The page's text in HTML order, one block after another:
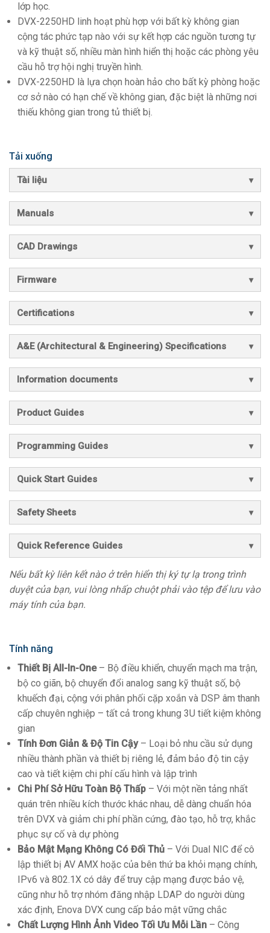
lớp học.
DVX-2250HD linh hoạt phù hợp với bất kỳ không gian
cộng tác phức tạp nào với sự kết hợp các nguồn tương tự
và kỹ thuật số, nhiều màn hình hiển thị hoặc các phòng yêu
cầu hỗ trợ hội nghị truyền hình.
DVX-2250HD là lựa chọn hoàn hảo cho bất kỳ phòng hoặc
cơ sở nào có hạn chế về không gian, đặc biệt là những nơi
thiếu không gian trong tủ thiết bị.
Tải xuống
Tài liệu
Manuals
CAD Drawings
Firmware
Certifications
A&E (Architectural & Engineering) Specifications
Information documents
Product Guides
Programming Guides
Quick Start Guides
Safety Sheets
Quick Reference Guides
Nếu bất kỳ liên kết nào ở trên hiển thị ký tự lạ trong trình
duyệt của bạn, vui lòng nhấp chuột phải vào tệp để lưu vào
máy tính của bạn.
Tính năng
Thiết Bị All-In-One– Bộ điều khiển, chuyển mạch ma trận,
bộ co giãn, bộ chuyển đổi analog sang kỹ thuật số, bộ
khuếch đại, cộng với phân phối cặp xoắn và DSP âm thanh
cấp chuyên nghiệp – tất cả trong khung 3U tiết kiệm không
gian
Tính Đơn Giản & Độ Tin Cậy– Loại bỏ nhu cầu sử dụng
nhiều thành phần và thiết bị riêng lẻ, đảm bảo độ tin cậy
cao và tiết kiệm chi phí cấu hình và lập trình
Chi Phí Sở Hữu Toàn Bộ Thấp – Với một nền tảng nhất
quán trên nhiều kích thước khác nhau, dễ dàng chuẩn hóa
trên DVX và giảm chi phí phần cứng, đào tạo, hỗ trợ, khắc
phục sự cố và dự phòng
Bảo Mật Mạng Không Có Đối Thủ – Với Dual NIC để cô
lập thiết bị AV AMX hoặc của bên thứ ba khỏi mạng chính,
IPv6 và 802.1X có dây để truy cập mạng được bảo vệ,
cũng như hỗ trợ nhóm đăng nhập LDAP do người dùng
xác định, Enova DVX cung cấp bảo mật vững chắc
Chất Lượng Hình Ảnh Video Tối Ưu Mỗi Lần – Công